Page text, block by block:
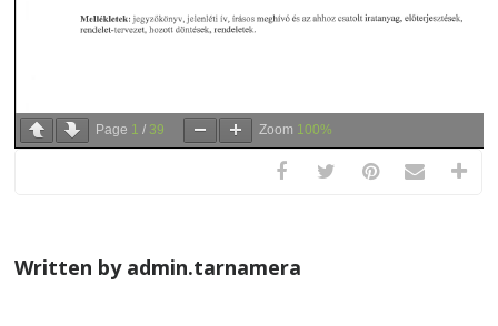
Page 1 / 39 Zoom 100%
Written by admin.tarnamera